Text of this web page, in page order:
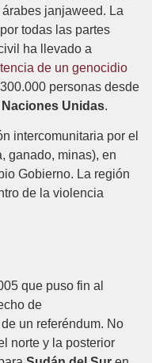
janjaweed. La
todas las partes
ha llevado a
de un genocidio
personas desde
Naciones Unidas.
intercomunitaria por el
ganado, minas), en
Gobierno. La región
de la violencia
que puso fin al
de
un referéndum. No
norte y la posterior